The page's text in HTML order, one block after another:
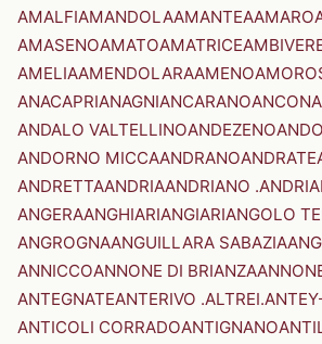
AMALFIAMANDOLAAMANTEAAMARO
AMASENOAMATOAMATRICE
AMELIAAMENDOLARAAMENO
ANACAPRIANAGNIANCARANOANCONA
ANDALO VALTELLINOANDEZENO
ANDORNO MICCAANDRANOANDRATE
ANDRETTAANDRIAANDRIANO
ANGERAANGHIARIANGIARIANGOLO
ANGROGNAANGUILLARA SABAZIA
ANNICCOANNONE DI BRIANZA
ANTEGNATEANTERIVO .ALTREI.
ANTICOLI CORRADOANTIGNANO